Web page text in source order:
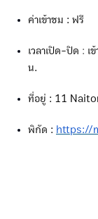
ค่าเข้าชม : ฟรี
เวลาเปิด-ปิด : เ
น.
ที่อยู่ : 11
พิกัด : https://